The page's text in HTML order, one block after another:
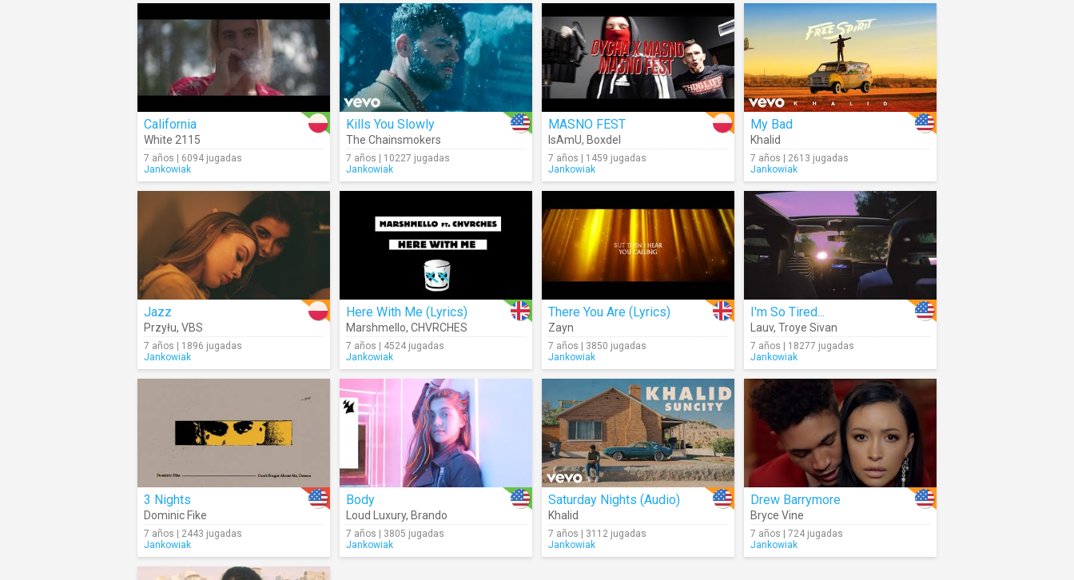
California
White 2115
7 años | 6094 jugadas
Jankowiak
Kills You Slowly
The Chainsmokers
7 años | 10227 jugadas
Jankowiak
MASNO FEST
IsAmU, Boxdel
7 años | 1459 jugadas
Jankowiak
My Bad
Khalid
7 años | 2613 jugadas
Jankowiak
Jazz
Przyłu, VBS
7 años | 1896 jugadas
Jankowiak
Here With Me (Lyrics)
Marshmello, CHVRCHES
7 años | 4524 jugadas
Jankowiak
There You Are (Lyrics)
Zayn
7 años | 3850 jugadas
Jankowiak
I'm So Tired...
Lauv, Troye Sivan
7 años | 18277 jugadas
Jankowiak
3 Nights
Dominic Fike
7 años | 2443 jugadas
Jankowiak
Body
Loud Luxury, Brando
7 años | 3805 jugadas
Jankowiak
Saturday Nights (Audio)
Khalid
7 años | 3112 jugadas
Jankowiak
Drew Barrymore
Bryce Vine
7 años | 724 jugadas
Jankowiak